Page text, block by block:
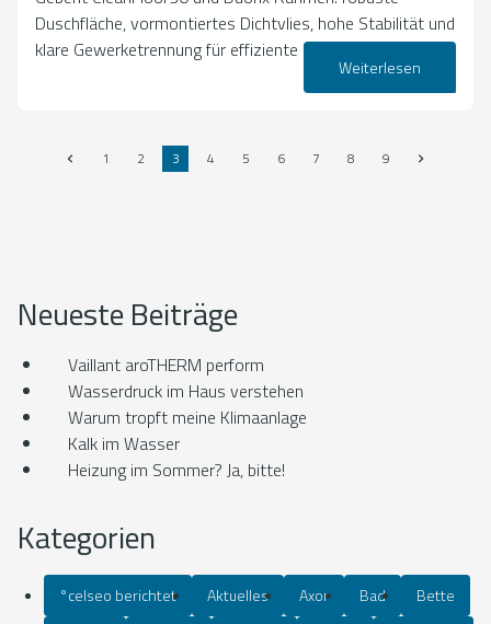
Duschfläche, vormontiertes Dichtvlies, hohe Stabilität und
klare Gewerketrennung für effiziente Duschmontage.
Weiterlesen
1 2 3 4 5 6 7 8 9
Neueste Beiträge
Vaillant aroTHERM perform
Wasserdruck im Haus verstehen
Warum tropft meine Klimaanlage
Kalk im Wasser
Heizung im Sommer? Ja, bitte!
Kategorien
°celseo berichtet Aktuelles Axor Bad
Bette